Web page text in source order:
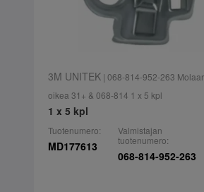
3M UNITEK| 068-814-952-263
oikea 31+ & 068-814 1 x 5 kpl
1 x 5 kpl
Tuotenumero:
MD177613
Valmistajan
tuotenumero:
068-814-952-263